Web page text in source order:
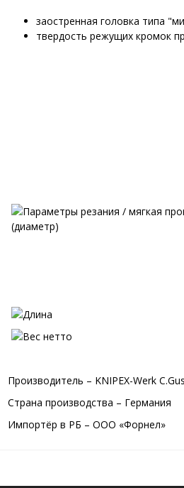
заостренная головка типа
твердость режущих кромок
Производитель – KNIPEX-Werk
Страна производства – Германия
Импортёр в РБ – ООО «Форнел»